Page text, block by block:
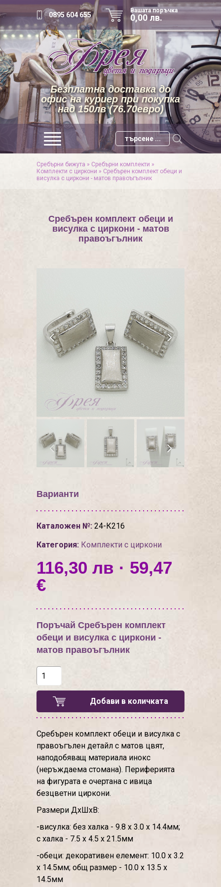
0895 604 655
Вашата поръчка
0,00 лв.
Безплатна доставка до
офис на куриер при покупка
над 150лв (76.70евро)
Сребърни бижута » Сребърни комплекти »
Комплекти с циркони » Сребърен комплект обеци и
висулка с циркони - матов правоъгълник
Сребърен комплект обеци и
висулка с циркони - матов
правоъгълник
Варианти
Каталожен №: 24-К216
Категория: Комплекти с циркони
116,30 лв · 59,47
€
Поръчай Сребърен комплект
обеци и висулка с циркони -
матов правоъгълник
Добави в количката
Сребърен комплект обеци и висулка с
правоъгълен детайл с матов цвят,
наподобяващ материала инокс
(неръждаема стомана). Периферията
на фигурата е очертана с ивица
безцветни циркони.
Размери ДхШхВ:
-висулка: без халка - 9.8 х 3.0 х 14.4мм;
с халка - 7.5 х 4.5 х 21.5мм
-обеци: декоративен елемент: 10.0 х 3.2
х 14.5мм; общ размер - 10.0 х 13.5 х
14.5мм